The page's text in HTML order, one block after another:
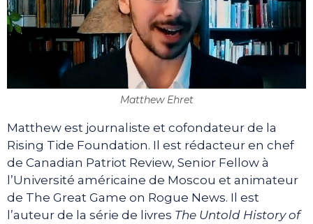
Matthew Ehret
Matthew est journaliste et cofondateur de la
Rising Tide Foundation. Il est rédacteur en chef
de Canadian Patriot Review, Senior Fellow à
l’Université américaine de Moscou et animateur
de The Great Game on Rogue News. Il est
l’auteur de la série de livres The Untold History of